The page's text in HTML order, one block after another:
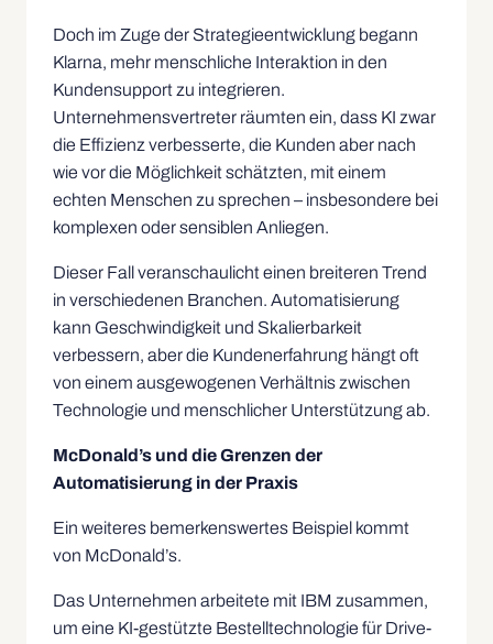
Doch im Zuge der Strategieentwicklung begann
Klarna, mehr menschliche Interaktion in den
Kundensupport zu integrieren.
Unternehmensvertreter räumten ein, dass KI zwar
die Effizienz verbesserte, die Kunden aber nach
wie vor die Möglichkeit schätzten, mit einem
echten Menschen zu sprechen – insbesondere bei
komplexen oder sensiblen Anliegen.
Dieser Fall veranschaulicht einen breiteren Trend
in verschiedenen Branchen. Automatisierung
kann Geschwindigkeit und Skalierbarkeit
verbessern, aber die Kundenerfahrung hängt oft
von einem ausgewogenen Verhältnis zwischen
Technologie und menschlicher Unterstützung ab.
McDonald’s und die Grenzen der
Automatisierung in der Praxis
Ein weiteres bemerkenswertes Beispiel kommt
von McDonald’s.
Das Unternehmen arbeitete mit IBM zusammen,
um eine KI-gestützte Bestelltechnologie für Drive-